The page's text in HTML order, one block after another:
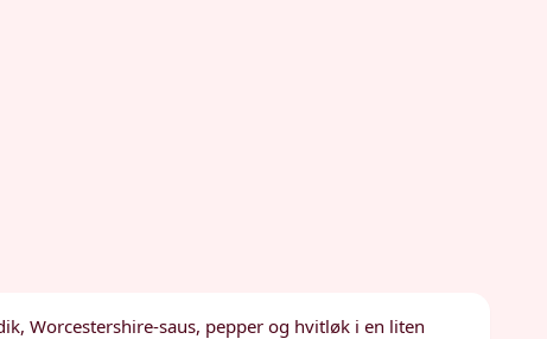
Worcestershire-saus, pepper og hvitløk i en liten